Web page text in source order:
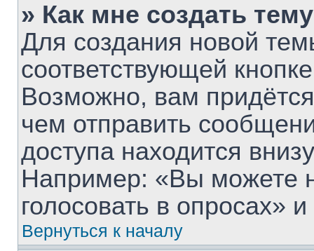
» Как мне создать
Для создания новой
соответствующей
Возможно, вам
чем отправить
доступа находится
Например: «Вы можете
голосовать в опросах» и
Вернуться к началу